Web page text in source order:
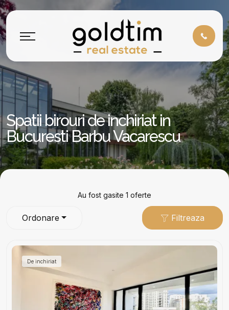
Spatii birouri de inchiriat in
Bucuresti Barbu Vacarescu
Au fost gasite 1 oferte
Ordonare Filtreaza
De inchiriat